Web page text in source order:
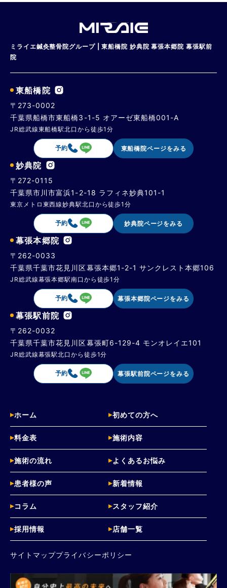
ミライエ鍼灸整骨院グループ | 東船橋院 妙典院 幕張本郷院 幕張駅前
院
東船橋院
〒273-0002
千葉県船橋市東船橋3-1-5 オアーゼ東船橋001-A
JR総武線東船橋駅北口から徒歩1分
予約 東船橋院ページをみる
妙典院
〒272-0115
千葉県市川市富浜1-2-18 ラフィネ妙典101-1
東京メトロ東西線妙典駅北口から徒歩1分
予約 妙典院ページをみる
幕張本郷院
〒262-0033
千葉県千葉市花見川区幕張本郷1-2-1 サンクレスト本郷106
JR総武線幕張本郷駅南口から徒歩1分
予約 幕張本郷院ページをみる
幕張駅前院
〒262-0032
千葉県千葉市花見川区幕張町6-129-4 モンオレイエ101
JR総武線幕張駅北口から徒歩1分
予約 幕張駅前院ページをみる
ホーム 初めての方へ
料金表 施術内容
施術の流れ よくあるお悩み
患者様の声 新着情報
コラム スタッフ紹介
採用情報 店舗一覧
サイトマッププライバシーポリシー